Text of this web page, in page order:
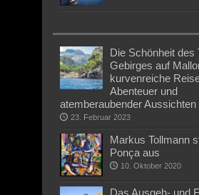
Die Schönheit des
Gebirges auf
kurvenreiche
Abenteuer und
atemberaubender Aussichten
23. Februar 2023
Markus Tollmann
Ponça aus
10. Oktober 2020
Das Ausgeh- und